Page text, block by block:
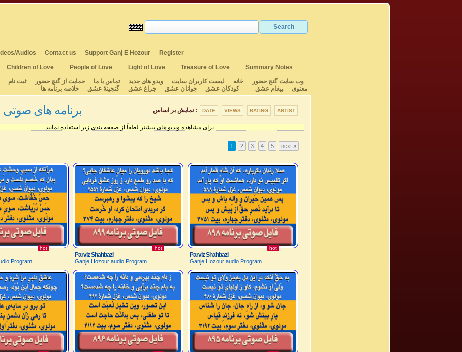
Audios Contact us Support Ganj E Hozour
Register
Children of Love People of Love Light of Love Treasure of Love
Summary Notes
وب سایت گنج حضور
خانه لیست کاربران سایت ویدو های جدید تماس با ما حمایت از گنچ حضور ثبت نام
معنوی
پیغام عشق کودکان عشق جوانان عشق چراغ عشق گنجینهٔ عشق خلاصه برنامه ها
برنامه های صوتی ۹۰۰ - ۸۰۱ نمایش بر اساس : DATE VIEWS RATING ARTIST
برای مشاهده ویدیو های بیشتر لطفاً از صفحه بندی زیر استفاده نمایید.
1 2 3 4 5 next »
hot
Program ...
hot
Parviz Shahbazi
Ganje Hozour audio Program ...
hot
Parviz Shahbazi
Ganje Hozour audio Program ...